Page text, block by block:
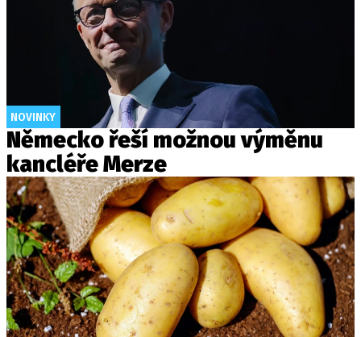
NOVINKY
Německo řeší možnou výměnu
kancléře Merze